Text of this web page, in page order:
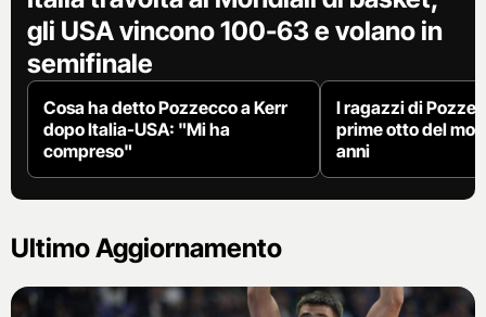
gli USA vincono 100-63 e volano in
semifinale
Cosa ha detto Pozzecco a Kerr
dopo Italia-USA: "Mi ha
compreso"
I ragazzi di
prime otto del
anni
Ultimo Aggiornamento